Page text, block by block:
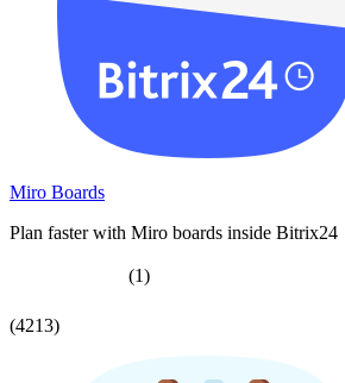
Miro Boards
Plan faster with Miro boards inside Bitrix24
(1)
(4213)